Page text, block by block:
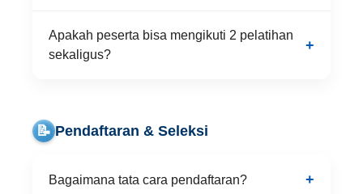
Apakah peserta bisa mengikuti 2 pelatihan
sekaligus?
📝 Pendaftaran & Seleksi
Bagaimana tata cara pendaftaran?